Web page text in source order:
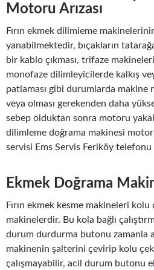
Motoru Arızası
Fırın ekmek dilimleme
yanabilmektedir, bıçakların
bir kablo çıkması, trifaze
monofaze dilimleyicilerde kalkış
patlaması gibi durumlarda
veya olması gerekenden daha
sebep olduktan sonra motoru
dilimleme doğrama makinesi
servisi Ems Servis Feriköy
Ekmek Doğrama
Fırın ekmek kesme makineleri
makinelerdir. Bu kola bağlı
durum durdurma butonu zamanla
makinenin şalterini çevirip kolu
çalışmayabilir, acil durum butonu